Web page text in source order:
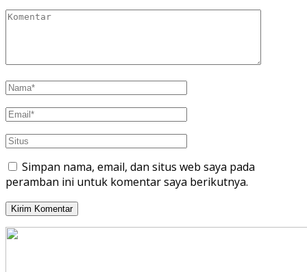
Simpan nama, email, dan situs web saya pada
peramban ini untuk komentar saya berikutnya.